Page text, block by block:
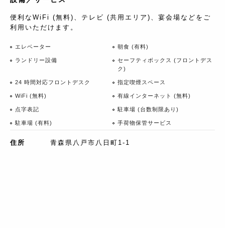
便利なWiFi (無料)、テレビ (共用エリア)、宴会場などをご
利用いただけます。
エレベーター 朝食 (有料)
ランドリー設備
セーフティボックス (フロントデス
ク)
24 時間対応フロントデスク 指定喫煙スペース
WiFi (無料) 有線インターネット (無料)
点字表記 駐車場 (台数制限あり)
駐車場 (有料) 手荷物保管サービス
住所 青森県八戸市八日町1-1